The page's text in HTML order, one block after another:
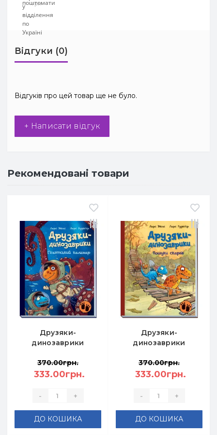
грн
Відгуки (0)
Відгуків про цей товар ще не було.
+ Написати відгук
Рекомендовані товари
Друзяки-
динозаврики
- Ларс Мелє
370.00грн.
333.00грн.
- +
ДО КОШИКА
Друзяки-
динозаврики
Ларс Меле
370.00грн.
333.00грн.
- +
ДО КОШИКА